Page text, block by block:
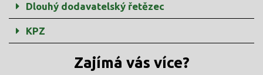
Dlouhý dodavatelský řetězec
KPZ
Zajímá vás více?